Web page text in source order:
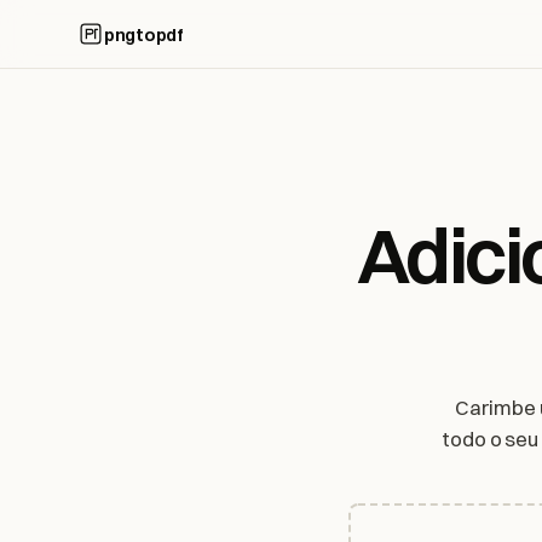
pngtopdf
Carimbe
todo o